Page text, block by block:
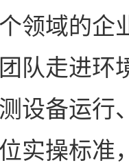
领域的企
队走进环
设备运行
实操标准